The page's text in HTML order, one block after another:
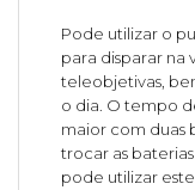
Pode utilizar o
para disparar na
teleobjetivas,
o dia. O tempo
maior com duas
trocar as
pode utilizar